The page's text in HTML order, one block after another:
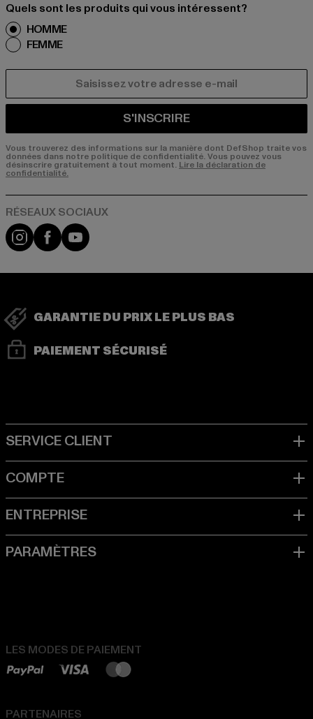
Quels sont les produits qui vous intéressent?
HOMME
FEMME
S'INSCRIRE
Vous trouverez des informations sur la manière dont DefShop traite vos
données dans notre politique de confidentialité. Vous pouvez vous
désinscrire gratuitement à tout moment. Lire la déclaration de
confidentialité.
Visit our Instagram page:
Visit our Facebook page:
Visit our YouTube channel:
GARANTIE DU PRIX LE PLUS BAS
PAIEMENT SÉCURISÉ
LES MODES DE PAIEMENT
PARTENAIRES